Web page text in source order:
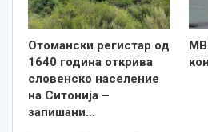
Отомански регистар од
1640 година открива
словенско население
на Ситонија –
запишани…